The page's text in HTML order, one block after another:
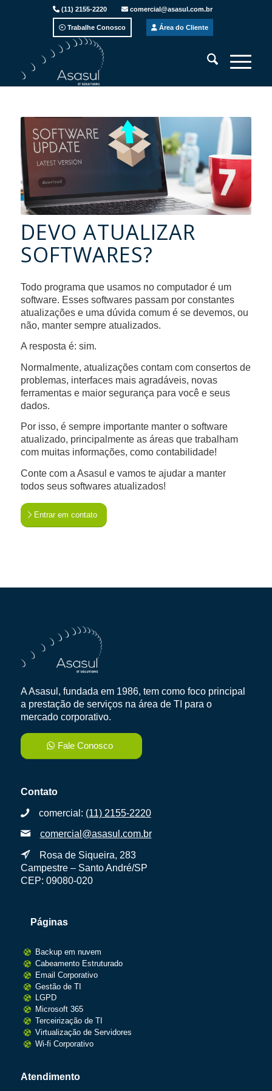
(11) 2155-2220 comercial@asasul.com.br
Trabalhe Conosco Área do Cliente
DEVO ATUALIZAR
SOFTWARES?
Todo programa que usamos no computador é um
software. Esses softwares passam por constantes
atualizações e uma dúvida comum é se devemos, ou
não, manter sempre atualizados.
A resposta é: sim.
Normalmente, atualizações contam com consertos de
problemas, interfaces mais agradáveis, novas
ferramentas e maior segurança para você e seus
dados.
Por isso, é sempre importante manter o software
atualizado, principalmente as áreas que trabalham
com muitas informações, como contabilidade!
Conte com a Asasul e vamos te ajudar a manter
todos seus softwares atualizados!
Entrar em contato
A Asasul, fundada em 1986, tem como foco principal
a prestação de serviços na área de TI para o
mercado corporativo.
Fale Conosco
Contato
comercial: (11) 2155-2220
comercial@asasul.com.br
Rosa de Siqueira, 283
Campestre – Santo André/SP
CEP: 09080-020
Páginas
Backup em nuvem
Cabeamento Estruturado
Email Corporativo
Gestão de TI
LGPD
Microsoft 365
Terceirização de TI
Virtualização de Servidores
Wi-fi Corporativo
Atendimento